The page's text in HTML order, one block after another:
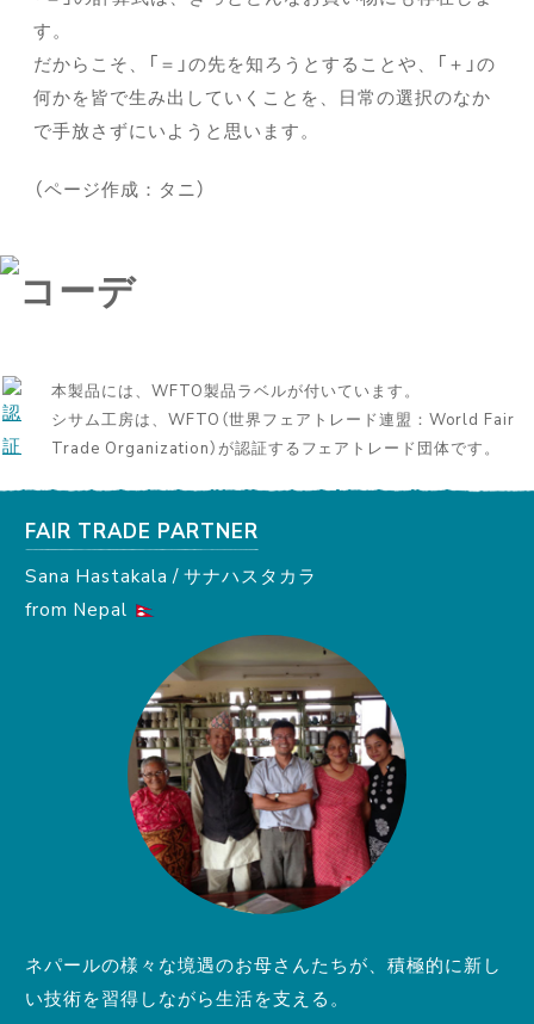
す。
だからこそ、「＝」の先を知ろうとすることや、「＋」の
何かを皆で生み出していくことを、日常の選択のなか
で手放さずにいようと思います。
（ページ作成：タニ）
本製品には、WFTO製品ラベルが付いています。
シサム工房は、WFTO（世界フェアトレード連盟：World Fair
Trade Organization）が認証するフェアトレード団体です。
FAIR TRADE PARTNER
Sana Hastakala / サナハスタカラ
from Nepal
ネパールの様々な境遇のお母さんたちが、積極的に新し
い技術を習得しながら生活を支える。